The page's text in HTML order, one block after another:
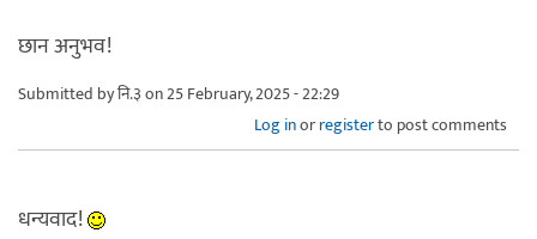
छान अनुभव!
Submitted byनि.३on 25 February, 2025 - 22:29
Log inorregisterto post comments
धन्यवाद!